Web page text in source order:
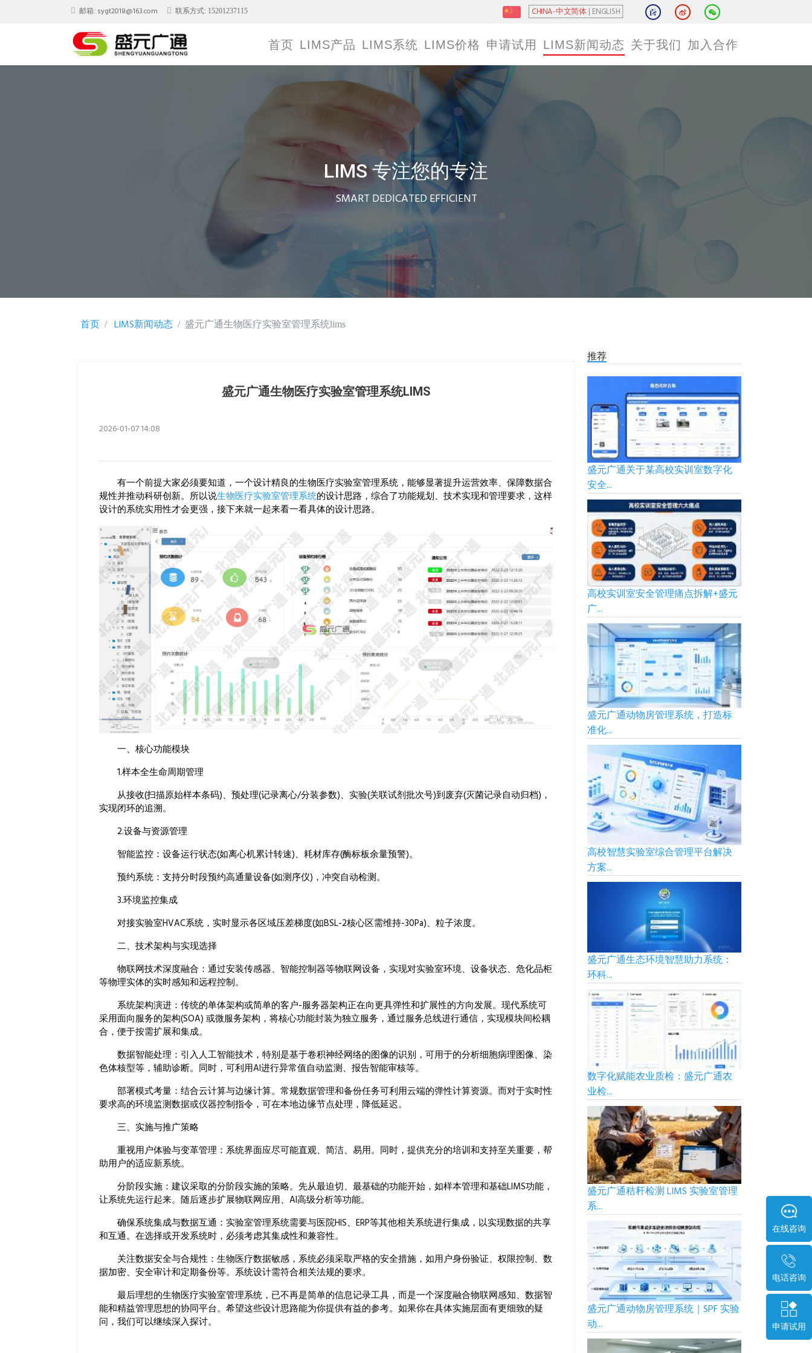
邮箱: sygt2018@163.com 联系方式: 15201237115 CHINA-中文简体| ENGLISH
首页 LIMS产品 LIMS系统 LIMS价格 申请试用 LIMS新闻动态 关于我们 加入合作
LIMS 专注您的专注
SMART DEDICATED EFFICIENT
首页 LIMS新闻动态 盛元广通生物医疗实验室管理系统lims
盛元广通生物医疗实验室管理系统LIMS
2026-01-07 14:08
有一个前提大家必须要知道，一个设计精良的生物医疗实验室管理系统，能够显著提升运营效率、保障数据合
规性并推动科研创新。所以说生物医疗实验室管理系统的设计思路，综合了功能规划、技术实现和管理要求，这样
设计的系统实用性才会更强，接下来就一起来看一看具体的设计思路。
一、核心功能模块
1.样本全生命周期管理
从接收(扫描原始样本条码)、预处理(记录离心/分装参数)、实验(关联试剂批次号)到废弃(灭菌记录自动归档)，
实现闭环的追溯。
2.设备与资源管理
智能监控：设备运行状态(如离心机累计转速)、耗材库存(酶标板余量预警)。
预约系统：支持分时段预约高通量设备(如测序仪)，冲突自动检测。
3.环境监控集成
对接实验室HVAC系统，实时显示各区域压差梯度(如BSL-2核心区需维持-30Pa)、粒子浓度。
二、技术架构与实现选择
物联网技术深度融合：通过安装传感器、智能控制器等物联网设备，实现对实验室环境、设备状态、危化品柜
等物理实体的实时感知和远程控制。
系统架构演进：传统的单体架构或简单的客户-服务器架构正在向更具弹性和扩展性的方向发展。现代系统可
采用面向服务的架构(SOA) 或微服务架构，将核心功能封装为独立服务，通过服务总线进行通信，实现模块间松耦
合，便于按需扩展和集成。
数据智能处理：引入人工智能技术，特别是基于卷积神经网络的图像的识别，可用于的分析细胞病理图像、染
色体核型等，辅助诊断。同时，可利用AI进行异常值自动监测、报告智能审核等。
部署模式考量：结合云计算与边缘计算。常规数据管理和备份任务可利用云端的弹性计算资源。而对于实时性
要求高的环境监测数据或仪器控制指令，可在本地边缘节点处理，降低延迟。
三、实施与推广策略
重视用户体验与变革管理：系统界面应尽可能直观、简洁、易用。同时，提供充分的培训和支持至关重要，帮
助用户的适应新系统。
分阶段实施：建议采取的分阶段实施的策略。先从最迫切、最基础的功能开始，如样本管理和基础LIMS功能，
让系统先运行起来。随后逐步扩展物联网应用、AI高级分析等功能。
确保系统集成与数据互通：实验室管理系统需要与医院HIS、ERP等其他相关系统进行集成，以实现数据的共享
和互通。在选择或开发系统时，必须考虑其集成性和兼容性。
关注数据安全与合规性：生物医疗数据敏感，系统必须采取严格的安全措施，如用户身份验证、权限控制、数
据加密、安全审计和定期备份等。系统设计需符合相关法规的要求。
最后理想的生物医疗实验室管理系统，已不再是简单的信息记录工具，而是一个深度融合物联网感知、数据智
能和精益管理思想的协同平台。希望这些设计思路能为你提供有益的参考。如果你在具体实施层面有更细致的疑
问，我们可以继续深入探讨。
推荐
盛元广通关于某高校实训室数字化
安全...
高校实训室安全管理痛点拆解+盛元
广...
盛元广通动物房管理系统，打造标
准化...
高校智慧实验室综合管理平台解决
方案...
盛元广通生态环境智慧助力系统：
环科...
数字化赋能农业质检：盛元广通农
业检...
盛元广通秸秆检测 LIMS 实验室管理
系...
盛元广通动物房管理系统｜SPF 实验
动...
在线咨询
电话咨询
申请试用